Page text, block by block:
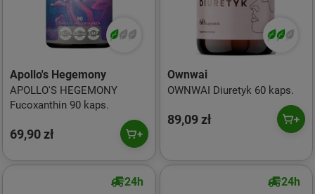
Apollo's Hegemony
APOLLO'S HEGEMONY
Fucoxanthin 90 kaps.
69,90 zł
Ownwai
OWNWAI Diuretyk 60 kaps.
89,09 zł
24h 24h